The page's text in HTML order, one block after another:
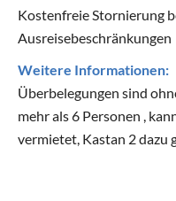
Kostenfreie Stornierung
Ausreisebeschränkungen
Weitere Informationen:
Überbelegungen sind
mehr als 6 Personen ,
vermietet, Kastan 2 dazu